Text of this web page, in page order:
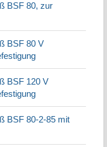
BSF 80, zur
BSF 80 V
BSF 120 V
BSF 80-2-85 mit